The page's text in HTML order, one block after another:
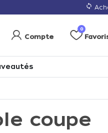
loop
Compte
0
coupe